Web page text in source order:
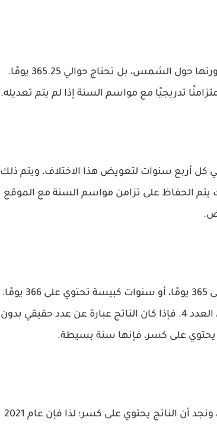
يعود ذلك إلى أن الأرض لا تحتاج بالضبط 365 يومًا لتكمل دورتها حول الشمس، بل تحتاج حوالي 365.25 يومًا.
كل أربع سنوات لتعويض هذا الاختلاف، ويتم ذلك
366 يومًا بدلاً من 365 يومًا. وبذلك يتم الحفاظ على تزامن مواسم السنة مع الموقع
تعرف السنوات الميلادية إما بأنها سنوات بسيطة تحتوي على 365 يومًا، أو سنوات كبيسة تحتوي على 366 يومًا.
ويمكننا معرفة طبيعة السنة بسهولة من خلال القسمة على العدد 4. فإذا كان الناتج عبارة عن عدد حقيقي بدون
يحتوي على كسر، فإنها سنة بسيطة.
على سبيل المثال، قسمة العام 2021 على 4 تساوي 505.25، ونجد أن الناتج يحتوي على كسر؛ لذا فإن عام 2021